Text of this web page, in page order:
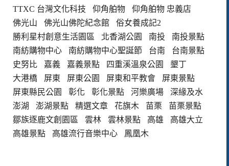
TTXC 台灣文化科技
仰角舶物
仰角舶物 忠義店
佛光山
佛光山佛陀紀念館
俗女養成記2
勝利星村創意生活園區
北香湖公園 南投
南投景點
南紡購物中心
南紡購物中心聖誕節 台南
台南景點
史努比
嘉義 嘉義景點 四重溪溫泉公園
墾丁
大港橋
屏東 屏東公園 屏東和平教會
屏東景點
屏東縣民公園
彰化 彰化景點 河樂廣場
深緣及水
澎湖
澎湖景點 精選文章 花旗木 苗栗
苗栗景點
鄒族逐鹿文創園區
雲林 雲林景點 高雄
高雄大立
高雄景點
高雄流行音樂中心 鳳凰木